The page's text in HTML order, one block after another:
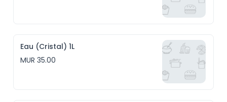
Eau (Cristal) 1L
MUR 35.00